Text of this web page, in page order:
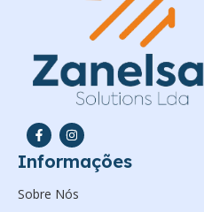
Informações
Sobre Nós